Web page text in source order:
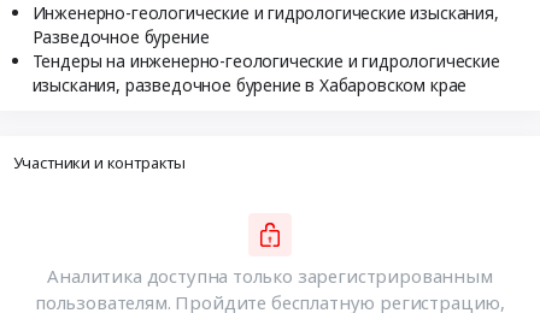
Инженерно-геологические и гидрологические изыскания,
Разведочное бурение
Тендеры на инженерно-геологические и гидрологические
изыскания, разведочное бурение в Хабаровском крае
Участники и контракты
Аналитика доступна только зарегистрированным
пользователям. Пройдите бесплатную регистрацию,